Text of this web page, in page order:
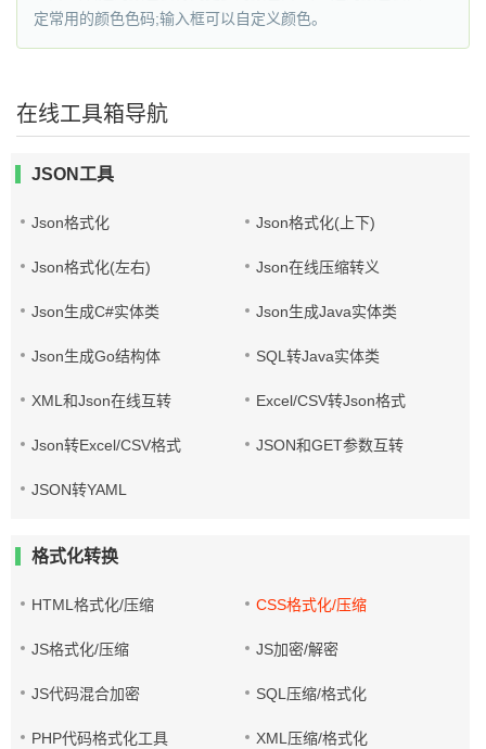
定常用的颜色色码;输入框可以自定义颜色。
在线工具箱导航
JSON工具
Json格式化 Json格式化(上下)
Json格式化(左右) Json在线压缩转义
Json生成C#实体类 Json生成Java实体类
Json生成Go结构体 SQL转Java实体类
XML和Json在线互转 Excel/CSV转Json格式
Json转Excel/CSV格式 JSON和GET参数互转
JSON转YAML
格式化转换
HTML格式化/压缩 CSS格式化/压缩
JS格式化/压缩 JS加密/解密
JS代码混合加密 SQL压缩/格式化
PHP代码格式化工具 XML压缩/格式化